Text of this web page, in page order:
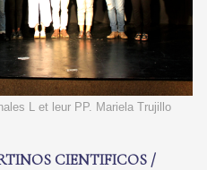
L et leur PP. Mariela Trujillo
CIENTIFICOS /